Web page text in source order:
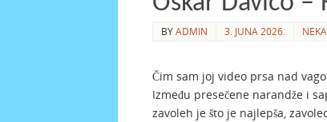
BYADMIN 3. JUNA 2026.
Čim sam joj video prsa nad
Između presečene narandže i
zavoleh je što je najlepša,